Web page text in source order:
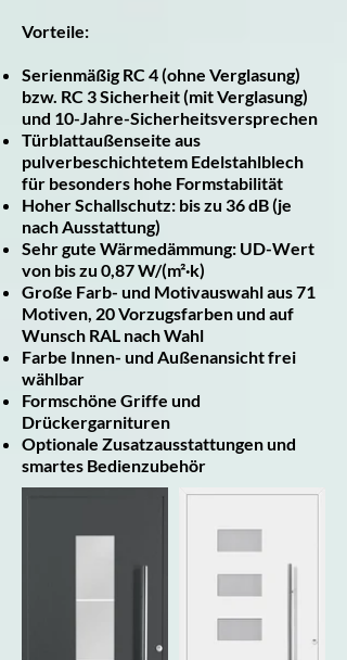
Vorteile:
Serienmäßig RC 4 (ohne Verglasung)
bzw. RC 3 Sicherheit (mit Verglasung)
und 10-Jahre-Sicherheitsversprechen
Türblattaußenseite aus
pulverbeschichtetem Edelstahlblech
für besonders hohe Formstabilität
Hoher Schallschutz: bis zu 36 dB (je
nach Ausstattung)
Sehr gute Wärmedämmung: UD-Wert
von bis zu 0,87 W/(m²·k)
Große Farb- und Motivauswahl aus 71
Motiven, 20 Vorzugsfarben und auf
Wunsch RAL nach Wahl
Farbe Innen- und Außenansicht frei
wählbar
Formschöne Griffe und
Drückergarnituren
Optionale Zusatzausstattungen und
smartes Bedienzubehör